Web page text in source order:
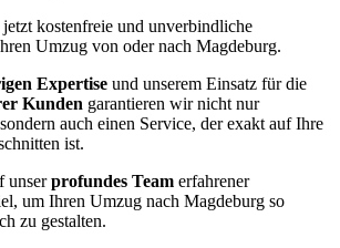
kostenfreie und unverbindliche
Umzug von oder nach Magdeburg.
Expertise und unserem Einsatz für die
Kunden garantieren wir nicht nur
auch einen Service, der exakt auf Ihre
ist.
unserprofundes Team erfahrener
um Ihren Umzug nach Magdeburg so
zu gestalten.